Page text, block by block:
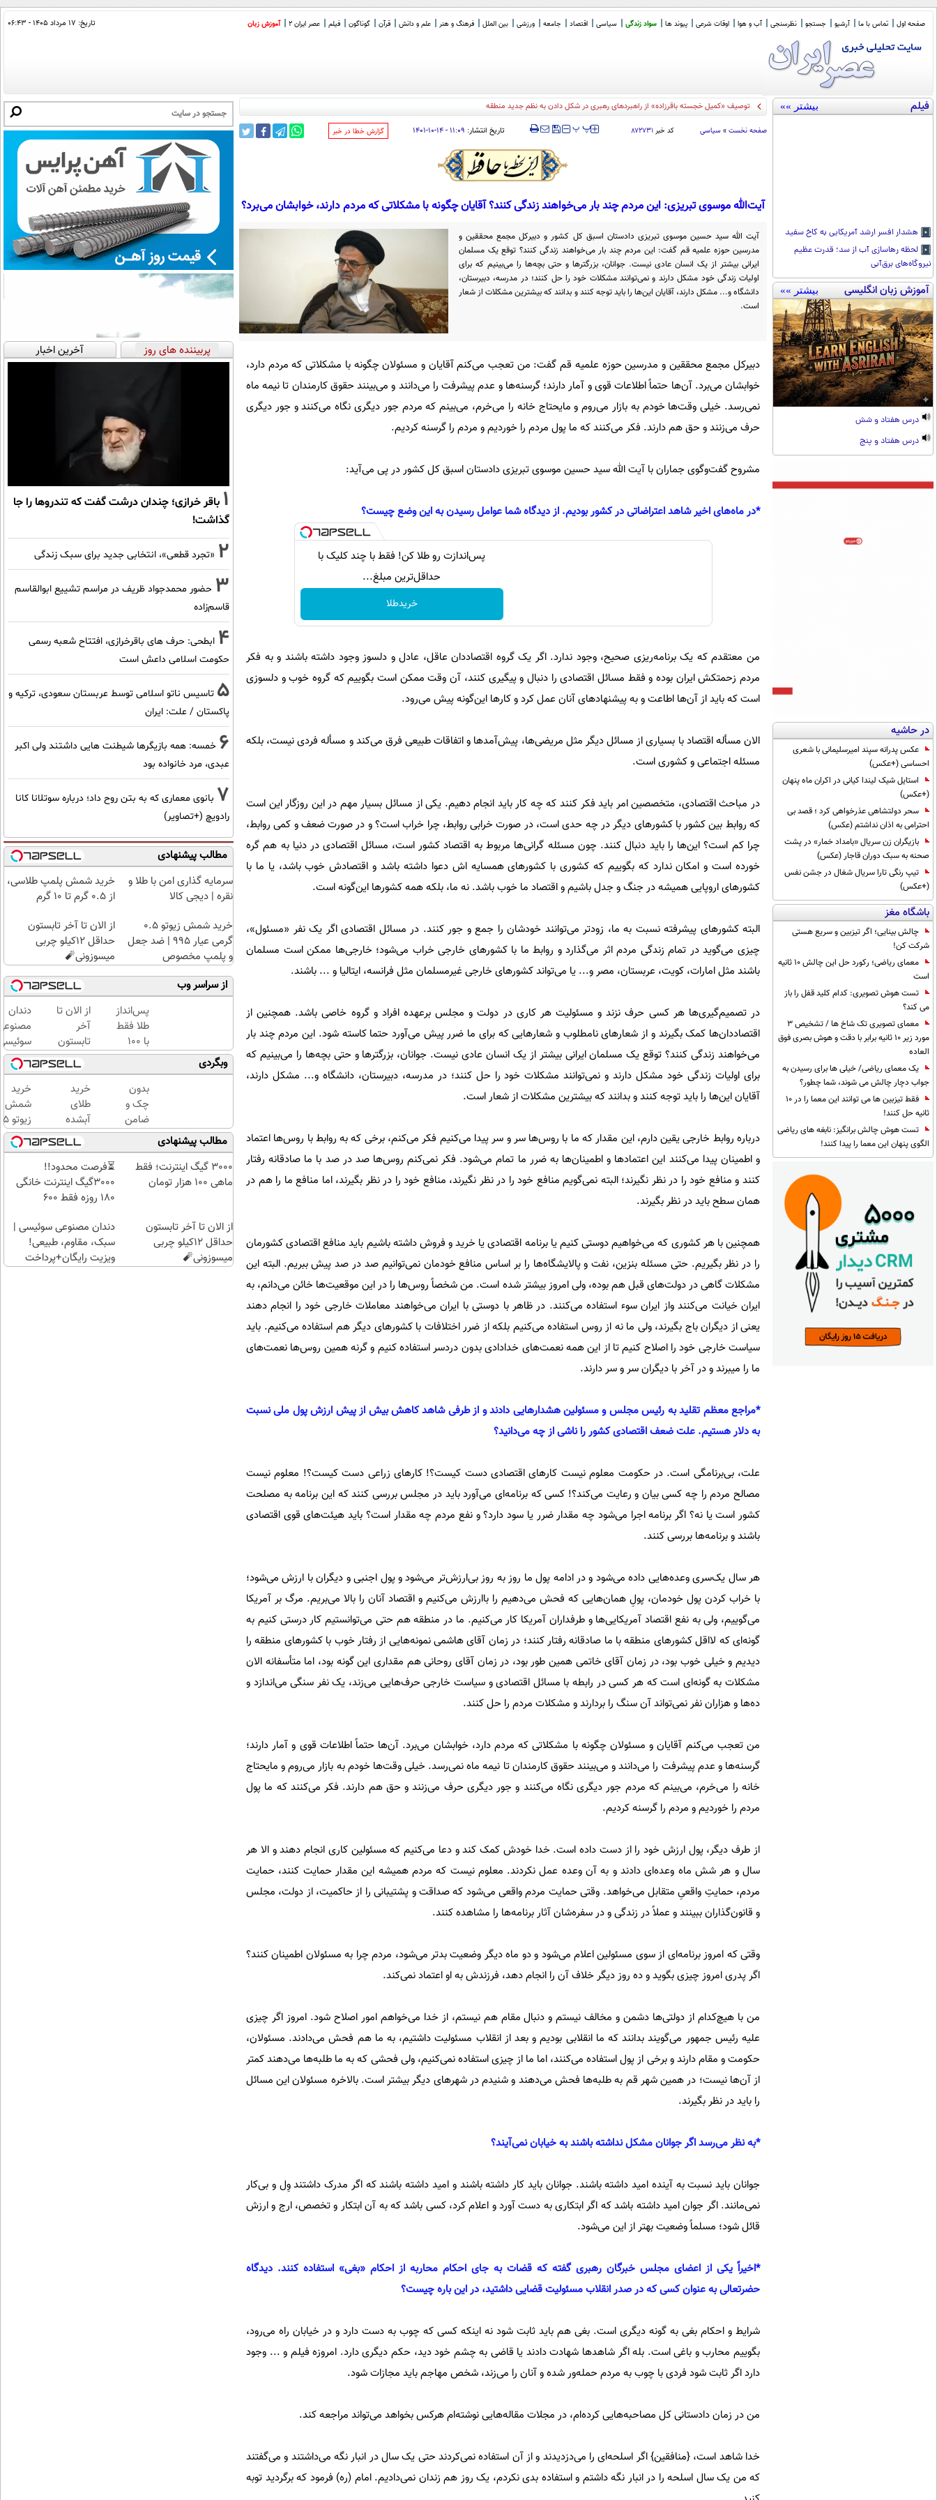
صفحه اول تماس با ما آرشیو جستجو نظرسنجی آب و هوا اوقات شرعی پیوند ها سواد زندگی سیاسی اقتصاد جامعه ورزشی بین الملل فرهنگ و هنر علم و دانش قرآن گوناگون فیلم عصر ایران 2 آموزش زبان تاریخ: ۱۷ مرداد ۱۴۰۵ - ۰۶:۴۳
فیلم بیشتر »»
هشدار افسر ارشد آمریکایی به کاخ سفید
لحظه رهاسازی آب از سد؛ قدرت عظیم
نیروگاه‌های برق‌آبی
آموزش زبان انگلیسی بیشتر »»
درس هفتاد و شش
درس هفتاد و پنج
در حاشیه
عکس پدرانه سپند امیرسلیمانی با شعری
احساسی (+عکس)
استایل شیک لیندا کیانی در اکران ماه پنهان
(+عکس)
سحر دولتشاهی عذرخواهی کرد ؛ قصد بی
احترامی به اذان نداشتم (عکس)
بازیگران زن سریال «بامداد خمار» در پشت
صحنه به سبک دوران قاجار (عکس)
تیپ رنگی تارا سریال شغال در جشن نفس
(+عکس)
باشگاه مغز
چالش بینایی؛ اگر تیزبین و سریع هستی
شرکت کن!
معمای ریاضی؛ رکورد حل این چالش 10 ثانیه
است
تست هوش تصویری: کدام کلید قفل را باز
می کند؟
معمای تصویری تک شاخ ها / تشخیص 3
مورد زیر 10 ثانیه برابر با دقت و هوش بصری فوق
العاده
یک معمای ریاضی/ خیلی ها برای رسیدن به
جواب دچار چالش می شوند، شما چطور؟
فقط تیزبین ها می توانند این معما را در 10
ثانیه حل کنند!
تست هوش چالش برانگیز: نابغه های ریاضی
الگوی پنهان این معما را پیدا کنند!
کیهان: دول_
صفحه نخست » سیاسی کد خبر ۸۷۲۷۳۱ ‍‍‍ پپ تاریخ انتشار: ۱۱:۰۹ - ۱۴-۱۰-۱۴۰۱ ‌گزارش خطا در خبر
آیت‌الله موسوی تبریزی: این مردم چند بار می‌خواهند زندگی کنند؟ آقایان چگونه با مشکلاتی که مردم دارند، خوابشان می‌برد؟
آیت الله سید حسین موسوی تبریزی دادستان اسبق کل کشور و دبیرکل مجمع محققین و
مدرسین حوزه علمیه قم گفت: این مردم چند بار می‌خواهند زندگی کنند؟ توقع یک مسلمان
ایرانی بیشتر از یک انسان عادی نیست. جوانان، بزرگترها و حتی بچه‌ها را می‌بینیم که برای
اولیات زندگی خود مشکل دارند و نمی‌توانند مشکلات خود را حل کنند؛ در مدرسه، دبیرستان،
دانشگاه و... مشکل دارند، آقایان این‌ها را باید توجه کنند و بدانند که بیشترین مشکلات از شعار
است.
دبیرکل مجمع محققین و مدرسین حوزه علمیه قم گفت: من تعجب می‌کنم آقایان و مسئولان چگونه با مشکلاتی که مردم دارد،
خوابشان می‌برد. آن‌ها حتماً اطلاعات قوی و آمار دارند؛ گرسنه‌ها و عدم پیشرفت را می‌دانند و می‌بینند حقوق کارمندان تا نیمه ماه
نمی‌رسد. خیلی وقت‌ها خودم به بازار می‌روم و مایحتاج خانه را می‌خرم، می‌بینم که مردم جور دیگری نگاه می‌کنند و جور دیگری
حرف می‌زنند و حق هم دارند. فکر می‌کنند که ما پول مردم را خوردیم و مردم را گرسنه کردیم.
مشروح گفت‌وگوی جماران با آیت الله سید حسین موسوی تبریزی دادستان اسبق کل کشور در پی می‌آید:
*در ماه‌های اخیر شاهد اعتراضاتی در کشور بودیم. از دیدگاه شما عوامل رسیدن به این وضع چیست؟
پس‌اندازت رو طلا کن! فقط با چند کلیک با
حداقل‌ترین مبلغ...
خریدطلا
من معتقدم که یک برنامه‌ریزی صحیح، وجود ندارد. اگر یک گروه اقتصاددان عاقل، عادل و دلسوز وجود داشته باشند و به فکر
مردم زحمتکش ایران بوده و فقط مسائل اقتصادی را دنبال و پیگیری کنند، آن وقت ممکن است بگوییم که گروه خوب و دلسوزی
است که باید از آن‌ها اطاعت و به پیشنهاد‌های آنان عمل کرد و کار‌ها این‌گونه پیش می‌رود.
الان مسأله اقتصاد با بسیاری از مسائل دیگر مثل مریضی‌ها، پیش‌آمد‌ها و اتفاقات طبیعی فرق می‌کند و مسأله فردی نیست، بلکه
مسئله اجتماعی و کشوری است.
در مباحث اقتصادی، متخصصین امر باید فکر کنند که چه کار باید انجام دهیم. یکی از مسائل بسیار مهم در این روزگار این است
که روابط بین کشور با کشور‌های دیگر در چه حدی است، در صورت خرابی روابط، چرا خراب است؟ و در صورت ضعف و کمی روابط،
چرا کم است؟ این‌ها را باید دنبال کنند. چون مسئله گرانی‌ها مربوط به اقتصاد کشور است، مسائل اقتصادی در دنیا به هم گره
خورده است و امکان ندارد که بگوییم که کشوری با کشور‌های همسایه اش دعوا داشته باشد و اقتصادش خوب باشد، یا ما با
کشور‌های اروپایی همیشه در جنگ و جدل باشیم و اقتصاد ما خوب باشد. نه ما، بلکه همه کشور‌ها این‌گونه است.
البته کشور‌های پیشرفته نسبت به ما، زودتر می‌توانند خودشان را جمع و جور کنند. در مسائل اقتصادی اگر یک نفر «مسئول»،
چیزی می‌گوید در تمام زندگی مردم اثر می‌گذارد و روابط ما با کشور‌های خارجی خراب می‌شود؛ خارجی‌ها ممکن است مسلمان
باشند مثل امارات، کویت، عربستان، مصر و... یا می‌تواند کشور‌های خارجی غیرمسلمان مثل فرانسه، ایتالیا و ... باشند.
در تصمیم‌گیری‌ها هر کسی حرف نزند و مسئولیت هر کاری در دولت و مجلس برعهده افراد و گروه خاصی باشد. همچنین از
اقتصاددان‌ها کمک بگیرند و از شعار‌های نامطلوب و شعار‌هایی که برای ما ضرر پیش می‌آورد حتما کاسته شود. این مردم چند بار
می‌خواهند زندگی کنند؟ توقع یک مسلمان ایرانی بیشتر از یک انسان عادی نیست. جوانان، بزرگتر‌ها و حتی بچه‌ها را می‌بینیم که
برای اولیات زندگی خود مشکل دارند و نمی‌توانند مشکلات خود را حل کنند؛ در مدرسه، دبیرستان، دانشگاه و... مشکل دارند،
آقایان این‌ها را باید توجه کنند و بدانند که بیشترین مشکلات از شعار است.
درباره روابط خارجی یقین دارم، این مقدار که ما با روس‌ها سر و سر پیدا می‌کنیم فکر می‌کنم، برخی که به روابط با روس‌ها اعتماد
و اطمینان پیدا می‌کنند این اعتماد‌ها و اطمینان‌ها به ضرر ما تمام می‌شود. فکر نمی‌کنم روس‌ها صد در صد با ما صادقانه رفتار
کنند و منافع خود را در نظر نگیرند؛ البته نمی‌گویم منافع خود را در نظر نگیرند، منافع خود را در نظر بگیرند، اما منافع ما را هم در
همان سطح باید در نظر بگیرند.
همچنین با هر کشوری که می‌خواهیم دوستی کنیم یا برنامه اقتصادی یا خرید و فروش داشته باشیم باید منافع اقتصادی کشورمان
را در نظر بگیریم. حتی مسئله بنزین، نفت و پالایشگاه‌ها را بر اساس منافع خودمان نمی‌توانیم صد در صد پیش ببریم. البته این
مشکلات گاهی در دولت‌های قبل هم بوده، ولی امروز بیشتر شده است. من شخصاً روس‌ها را در این موقعیت‌ها خائن می‌دانم، به
ایران خیانت می‌کنند واز ایران سوء استفاده می‌کنند. در ظاهر با دوستی با ایران می‌خواهند معاملات خارجی خود را انجام دهند
یعنی از دیگران باج بگیرند، ولی ما نه از روس استفاده می‌کنیم بلکه از ضرر اختلافات با کشور‌های دیگر هم استفاده می‌کنیم. باید
سیاست خارجی خود را اصلاح کنیم تا از این همه نعمت‌های خدادادی بدون دردسر استفاده کنیم و گرنه همین روس‌ها نعمت‌های
ما را می‎برند و در آخر با دیگران سر و سر دارند.
*مراجع معظم تقلید به رئیس مجلس و مسئولین هشدار‌هایی دادند و از طرفی شاهد کاهش بیش از پیش ارزش پول ملی نسبت
به دلار هستیم. علت ضعف اقتصادی کشور را ناشی از چه می‌دانید؟
علت، بی‌برنامگی است. در حکومت معلوم نیست کار‌های اقتصادی دست کیست؟! کار‌های زراعی دست کیست؟! معلوم نیست
مصالح مردم را چه کسی بیان و رعایت می‌کند؟! کسی که برنامه‌ای می‌آورد باید در مجلس بررسی کنند که این برنامه به مصلحت
کشور است یا نه؟ اگر برنامه اجرا می‌شود چه مقدار ضرر یا سود دارد؟ و نفع مردم چه مقدار است؟ باید هیئت‌های قوی اقتصادی
باشند و برنامه‌ها بررسی کنند.
هر سال یک‌سری وعده‌هایی داده می‌شود و در ادامه پول ما روز به روز بی‌ارزش‌تر می‌شود و پول اجنبی و دیگران با ارزش می‌شود؛
با خراب کردن پول خودمان، پولِ همان‌هایی که فحش می‌دهیم را باارزش می‌کنیم و اقتصاد آنان را بالا می‌بریم. مرگ بر آمریکا
می‌گوییم، ولی به نفع اقتصاد آمریکایی‌ها و طرفداران آمریکا کار می‌کنیم. ما در منطقه هم حتی می‌توانستیم کار درستی کنیم به
گونه‌ای که لااقل کشور‌های منطقه با ما صادقانه رفتار کنند؛ در زمان آقای هاشمی نمونه‌هایی از رفتار خوب با کشور‌های منطقه را
دیدیم و خیلی خوب بود، در زمان آقای خاتمی همین طور بود، در زمان آقای روحانی هم مقداری این گونه بود، اما متأسفانه الان
مشکلات به گونه‌ای است که هر کسی در رابطه با مسائل اقتصادی و سیاست خارجی حرف‌هایی می‌زند، یک نفر سنگی می‌اندازد و
ده‌ها و هزاران نفر نمی‌تواند آن سنگ را بردارند و مشکلات مردم را حل کنند.
من تعجب می‌کنم آقایان و مسئولان چگونه با مشکلاتی که مردم دارد، خوابشان می‌برد. آن‌ها حتماً اطلاعات قوی و آمار دارند؛
گرسنه‌ها و عدم پیشرفت را می‌دانند و می‌بینند حقوق کارمندان تا نیمه ماه نمی‌رسد. خیلی وقت‌ها خودم به بازار می‌روم و مایحتاج
خانه را می‌خرم، می‌بینم که مردم جور دیگری نگاه می‌کنند و جور دیگری حرف می‌زنند و حق هم دارند. فکر می‌کنند که ما پول
مردم را خوردیم و مردم را گرسنه کردیم.
از طرف دیگر، پول ارزش خود را از دست داده است. خدا خودش کمک کند و دعا می‌کنیم که مسئولین کاری انجام دهند و الا هر
سال و هر شش ماه وعده‌ای دادند و به آن وعده عمل نکردند. معلوم نیست که مردم همیشه این مقدار حمایت کنند، حمایت
مردم، حمایتِ واقعیِ متقابل می‌خواهد. وقتی حمایت مردم واقعی می‌شود که صداقت و پشتیبانی را از حاکمیت، از دولت، مجلس
و قانون‌گذاران ببینند و عملاً در زندگی و در سفره‌شان آثار برنامه‌ها را مشاهده کنند.
وقتی که امروز برنامه‌ای از سوی مسئولین اعلام می‌شود و دو ماه دیگر وضعیت بدتر می‌شود، مردم چرا به مسئولان اطمینان کنند؟
اگر پدری امروز چیزی بگوید و ده روز دیگر خلاف آن را انجام دهد، فرزندش به او اعتماد نمی‌کند.
من با هیچ‌کدام از دولتی‌ها دشمن و مخالف نیستم و دنبال مقام هم نیستم، از خدا می‌خواهم امور اصلاح شود. امروز اگر چیزی
علیه رئیس جمهور می‌گویند بدانند که ما انقلابی بودیم و بعد از انقلاب مسئولیت داشتیم، به ما هم فحش می‌دادند. مسئولان،
حکومت و مقام دارند و برخی از پول استفاده می‌کنند، اما ما از چیزی استفاده نمی‌کنیم، ولی فحشی که به ما طلبه‌ها می‌دهند کمتر
از آن‌ها نیست؛ در همین شهر قم به طلبه‌ها فحش می‌دهند و شنیدم در شهر‌های دیگر بیشتر است. بالاخره مسئولان این مسائل
را باید در نظر بگیرند.
*به نظر می‌رسد اگر جوانان مشکل نداشته باشند به خیابان نمی‌آیند؟
جوانان باید نسبت به آینده امید داشته باشند. جوانان باید کار داشته باشند و امید داشته باشند که اگر مدرک داشتند وِل و بی‌کار
نمی‌مانند. اگر جوان امید داشته باشد که اگر ابتکاری به دست آورد و اعلام کرد، کسی باشد که به آن ابتکار و تخصص، ارج و ارزش
قائل شود؛ مسلماً وضعیت بهتر از این می‌شود.
*اخیراً یکی از اعضای مجلس خبرگان رهبری گفته که قضات به جای احکام محاربه از احکام «بغی» استفاده کنند. دیدگاه
حضرتعالی به عنوان کسی که در صدر انقلاب مسئولیت قضایی داشتید، در این باره چیست؟
شرایط و احکام بغی به گونه دیگری است. بغی هم باید ثابت شود نه اینکه کسی که چوب به دست دارد و در خیابان راه می‌رود،
بگوییم محارب و باغی است. بله اگر شاهد‌ها شهادت دادند یا قاضی به چشم خود دید، حکم دیگری دارد. امروزه فیلم و ... وجود
دارد اگر ثابت شود فردی با چوب به مردم حمله‌ور شده و آنان را می‌زند، شخص مهاجم باید مجازات شود.
من در زمان دادستانی کل مصاحبه‌هایی کرده‌ام، در مجلات مقاله‌هایی نوشته‌ام هرکس بخواهد می‌تواند مراجعه کند.
خدا شاهد است، {منافقین} اگر اسلحه‌ای را می‌دزدیدند و از آن استفاده نمی‌کردند حتی یک سال در انبار نگه می‌داشتند و می‌گفتند
که من یک سال اسلحه را در انبار نگه داشتم و استفاده بدی نکردم، یک روز هم زندان نمی‌دادیم. امام (ره) فرمود که برگردید توبه
پربیننده های روز آخرین اخبار
1 باقر خرازی؛ چندان درشت گفت که تندروها را جا
گذاشت!
2 «تجرد قطعی»، انتخابی جدید برای سبک زندگی
3 حضور محمدجواد ظریف در مراسم تشییع ابوالقاسم
قاسم‌زاده
4 ابطحی: حرف های باقرخرازی، افتتاح شعبه رسمی
حکومت اسلامی داعش است
5 تاسیس ناتو اسلامی توسط عربستان سعودی، ترکیه و
پاکستان / علت: ایران
6 خمسه: همه بازیگرها شیطنت هایی داشتند ولی اکبر
عبدی، مرد خانواده بود
7 بانوی معماری که به بتن روح داد؛ درباره سوتلانا کانا
رادویچ (+تصاویر)
مطالب پیشنهادی
سرمایه گذاری امن با طلا و
نقره | دیجی کالا
خرید شمش پلمپ طلاسی،
از ۰.۵ گرم تا ۱۰ گرم
خرید شمش زیوتو ۰.۵
گرمی عیار ۹۹۵ | ضد جعل
و پلمپ مخصوص
از الان تا آخر تابستون
حداقل 12کیلو چربی
میسوزونی🧨
از سراسر وب
پس‌انداز
طلا فقط
با ۱۰۰
هزارتومان
(امن و
راحت)
از الان تا
آخر
تابستون
حداقل
12کیلو
چربی
میسوزونی
🧨
دندان
فناوری
اروپا،
سبک و
مقاوم |
پرداخت
قسطی
وبگردی
بدون
چک و
ضامن
تا 100
میلیون
اعتبار
خرید
خرید
طلای
آبشده
حتی با
۱۰۰هزارتومان
خرید
شمش
گرمی
عیار
جعل و
مطالب پیشنهادی
3000 گیگ اینترنت؛ فقط
ماهی 100 هزار تومان
⏳فرصت محدود!!
3000گیگ اینترنت خانگی
180 روزه فقط 600
از الان تا آخر تابستون
حداقل 12کیلو چربی
میسوزونی🧨
دندان مصنوعی سوئیسی |
سبک، مقاوم، طبیعی!
ویزیت رایگان+پرداخت